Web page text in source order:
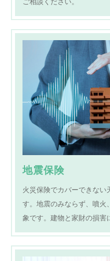
地震保険
火災保険でカバーできない
す。地震のみならず、噴火
象です。建物と家財の損害